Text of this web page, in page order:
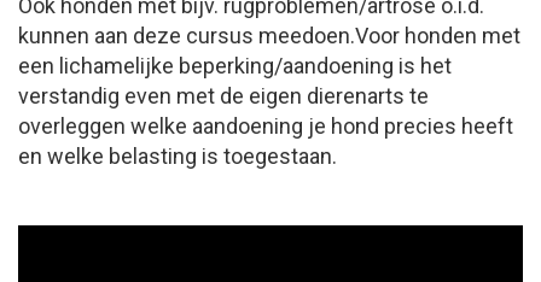
Ook honden met bijv. rugproblemen/artrose o.i.d.
kunnen aan deze cursus meedoen.Voor honden met
een lichamelijke beperking/aandoening is het
verstandig even met de eigen dierenarts te
overleggen welke aandoening je hond precies heeft
en welke belasting is toegestaan.